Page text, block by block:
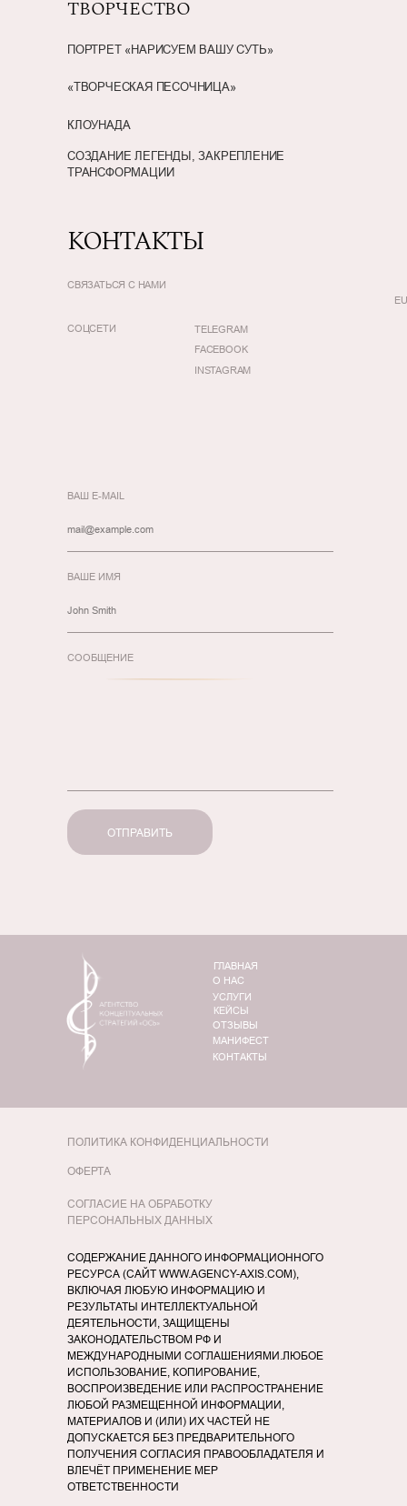
ТВОРЧЕСТВО
КЛОУНАДА
СОЗДАНИЕ ЛЕГЕНДЫ, ЗАКРЕПЛЕНИЕ
ТРАНСФОРМАЦИИ
«ТВОРЧЕСКАЯ ПЕСОЧНИЦА»
ПОРТРЕТ «НАРИСУЕМ ВАШУ СУТЬ»
КОНТАКТЫ
FACEBOOK
СВЯЗАТЬСЯ С НАМИ
СОЦСЕТИ TELEGRAM
INSTAGRAM
ВАШ E-MAIL
ВАШЕ ИМЯ
СООБЩЕНИЕ
ОТПРАВИТЬ
О НАС
ГЛАВНАЯ
КОНТАКТЫ
МАНИФЕСТ
ОТЗЫВЫ
КЕЙСЫ
УСЛУГИ
СОДЕРЖАНИЕ ДАННОГО ИНФОРМАЦИОННОГО
РЕСУРСА (САЙТ WWW.AGENCY-AXIS.COM),
ВКЛЮЧАЯ ЛЮБУЮ ИНФОРМАЦИЮ И
РЕЗУЛЬТАТЫ ИНТЕЛЛЕКТУАЛЬНОЙ
ДЕЯТЕЛЬНОСТИ, ЗАЩИЩЕНЫ
ЗАКОНОДАТЕЛЬСТВОМ РФ И
МЕЖДУНАРОДНЫМИ СОГЛАШЕНИЯМИ.ЛЮБОЕ
ИСПОЛЬЗОВАНИЕ, КОПИРОВАНИЕ,
ВОСПРОИЗВЕДЕНИЕ ИЛИ РАСПРОСТРАНЕНИЕ
ЛЮБОЙ РАЗМЕЩЕННОЙ ИНФОРМАЦИИ,
МАТЕРИАЛОВ И (ИЛИ) ИХ ЧАСТЕЙ НЕ
ДОПУСКАЕТСЯ БЕЗ ПРЕДВАРИТЕЛЬНОГО
ПОЛУЧЕНИЯ СОГЛАСИЯ ПРАВООБЛАДАТЕЛЯ И
ВЛЕЧЁТ ПРИМЕНЕНИЕ МЕР
ОТВЕТСТВЕННОСТИ
ПОЛИТИКА КОНФИДЕНЦИАЛЬНОСТИ
ОФЕРТА
СОГЛАСИЕ НА ОБРАБОТКУ
ПЕРСОНАЛЬНЫХ ДАННЫХ